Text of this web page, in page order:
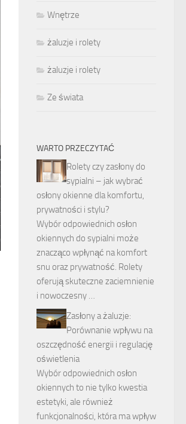
Wnętrze
żaluzje i rolety
żaluzje i rolety
Ze świata
WARTO PRZECZYTAĆ
Rolety czy zasłony do
sypialni – jak wybrać
osłony okienne dla komfortu,
prywatności i stylu?
Wybór odpowiednich osłon
okiennych do sypialni może
znacząco wpłynąć na komfort
snu oraz prywatność. Rolety
oferują skuteczne zaciemnienie
i nowoczesny …
Zasłony a żaluzje:
Porównanie wpływu na
oszczędność energii i regulację
oświetlenia
Wybór odpowiednich osłon
okiennych to nie tylko kwestia
estetyki, ale również
funkcjonalności, która ma wpływ